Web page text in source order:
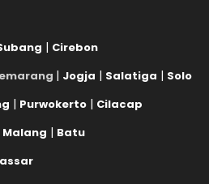
| Cirebon
| Jogja | Salatiga | Solo
| Purwokerto | Cilacap
Malang | Batu